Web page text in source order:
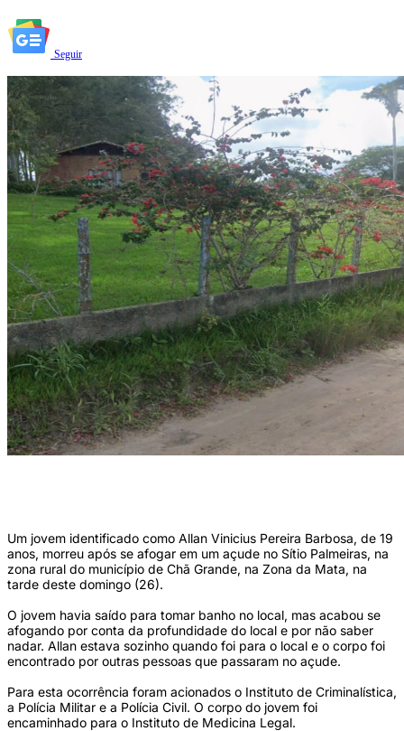
Seguir
Um jovem identificado como Allan Vinicius Pereira Barbosa, de 19
anos, morreu após se afogar em um açude no Sítio Palmeiras, na
zona rural do município de Chã Grande, na Zona da Mata, na
tarde deste domingo (26).
O jovem havia saído para tomar banho no local, mas acabou se
afogando por conta da profundidade do local e por não saber
nadar. Allan estava sozinho quando foi para o local e o corpo foi
encontrado por outras pessoas que passaram no açude.
Para esta ocorrência foram acionados o Instituto de Criminalística,
a Polícia Militar e a Polícia Civil. O corpo do jovem foi
encaminhado para o Instituto de Medicina Legal.